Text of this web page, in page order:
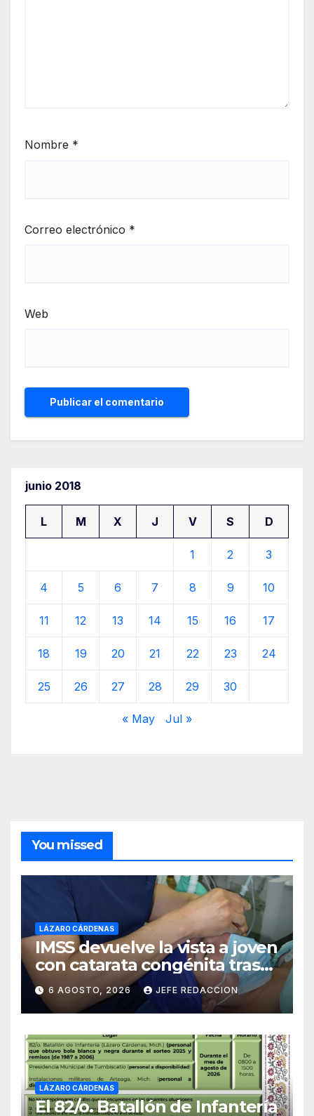
Nombre *
Correo electrónico *
Web
junio 2018
L M X J V S D
1 2 3
4 5 6 7 8 9 10
11 12 13 14 15 16 17
18 19 20 21 22 23 24
25 26 27 28 29 30
« May Jul »
You missed
LÁZARO CÁRDENAS
IMSS devuelve la vista a joven
con catarata congénita tras
23 años de limitación visual
6 AGOSTO, 2026 JEFE REDACCION
LÁZARO CÁRDENAS
El 82/o. Batallón de Infantería